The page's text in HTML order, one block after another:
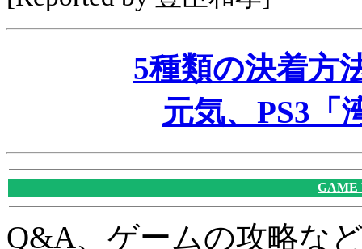
5種類の決着方
元気、PS3「
GAME
Q&A、ゲームの攻略な